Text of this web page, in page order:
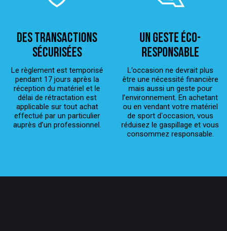
Des transactions
sécurisées
Le règlement est temporisé
pendant 17 jours après la
réception du matériel et le
délai de rétractation est
applicable sur tout achat
effectué par un particulier
auprès d’un professionnel.
Un geste éco-
responsable
L’occasion ne devrait plus
être une nécessité financière
mais aussi un geste pour
l’environnement. En achetant
ou en vendant votre matériel
de sport d'occasion, vous
réduisez le gaspillage et vous
consommez responsable.